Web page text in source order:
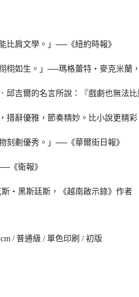
肩文學。」──《紐約時報》
如生。」──瑪格蕾特‧麥克米蘭，
吉爾的名言所說：『戲劇也無法比
辭優雅，節奏精妙。比小說更精彩
劃優秀。」──《華爾街日報》
《衛報》
黑斯廷斯，《越南啟示錄》作者
/ 普通級 / 單色印刷 / 初版